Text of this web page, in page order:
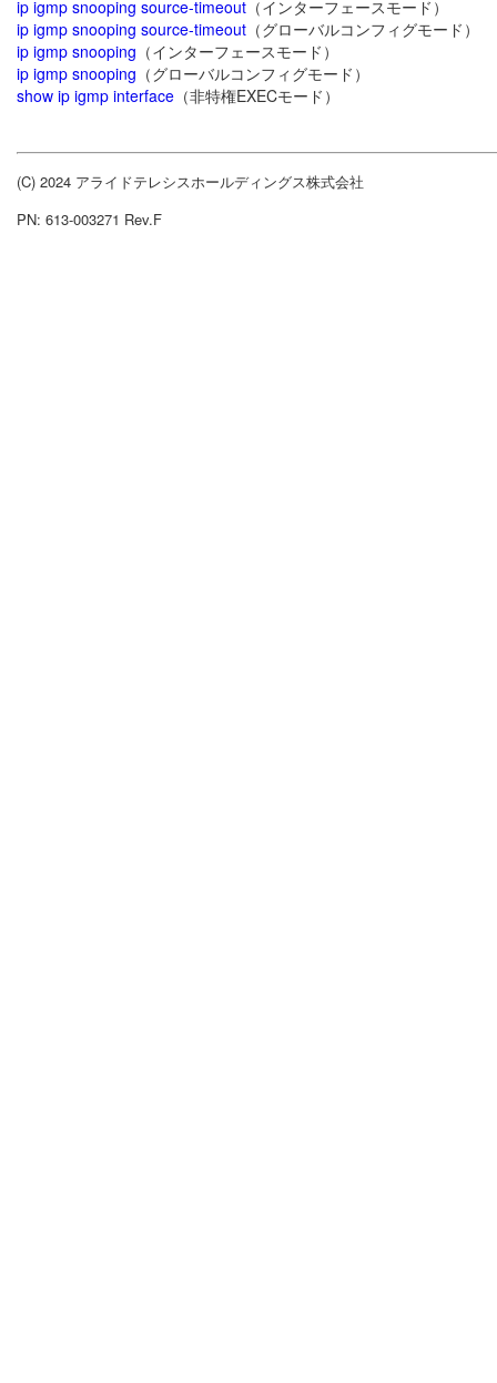
ip igmp snooping source-timeout （インターフェースモード）
ip igmp snooping source-timeout （グローバルコンフィグモード）
ip igmp snooping （インターフェースモード）
ip igmp snooping （グローバルコンフィグモード）
show ip igmp interface （非特権EXECモード）
(C) 2024 アライドテレシスホールディングス株式会社
PN: 613-003271 Rev.F